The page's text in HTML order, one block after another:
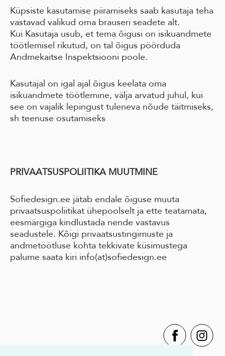
Küpsiste kasutamise piiramiseks saab kasutaja teha
vastavad valikud oma brauseri seadete alt.
Kui Kasutaja usub, et tema õigusi on isikuandmete
töötlemisel rikutud, on tal õigus pöörduda
Andmekaitse Inspektsiooni poole.
Kasutajal on igal ajal õigus keelata oma
isikuandmete töötlemine, välja arvatud juhul, kui
see on vajalik lepingust tuleneva nõude täitmiseks,
sh teenuse osutamiseks
PRIVAATSUSPOLIITIKA MUUTMINE
Sofiedesign.ee jätab endale õiguse muuta
privaatsuspoliitikat ühepoolselt ja ette teatamata,
eesmärgiga kindlustada nende vastavus
seadustele. Kõigi privaatsustingimuste ja
andmetöötluse kohta tekkivate küsimustega
palume saata kiri info(at)sofiedesign.ee